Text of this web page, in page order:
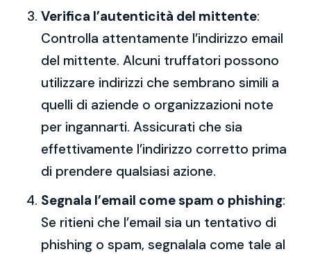
Verifica l’autenticità del mittente:
Controlla attentamente l’indirizzo email
del mittente. Alcuni truffatori possono
utilizzare indirizzi che sembrano simili a
quelli di aziende o organizzazioni note
per ingannarti. Assicurati che sia
effettivamente l’indirizzo corretto prima
di prendere qualsiasi azione.
Segnala l’email come spam o phishing:
Se ritieni che l’email sia un tentativo di
phishing o spam, segnalala come tale al